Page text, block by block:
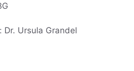
Dr. Ursula Grandel